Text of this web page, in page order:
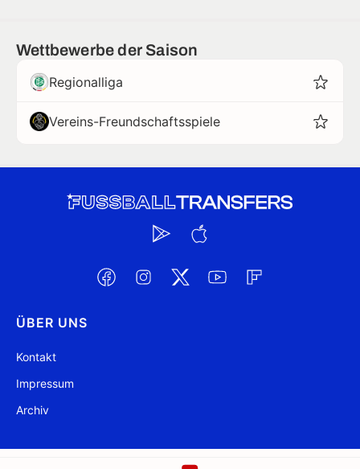
Wettbewerbe der Saison
Regionalliga
Vereins-Freundschaftsspiele
ÜBER UNS
Kontakt
Impressum
Archiv
@ FussballTransfers.com 2009-2026